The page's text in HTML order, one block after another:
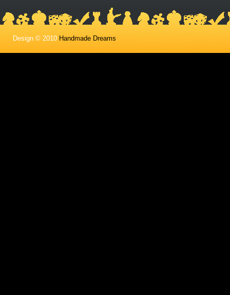
Design © 2010 Handmade Dreams